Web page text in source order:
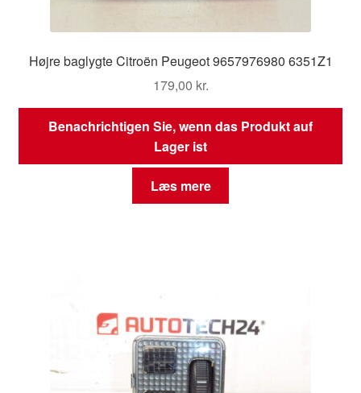
Højre baglygte Citroën Peugeot 9657976980 6351Z1
179,00 kr.
Benachrichtigen Sie, wenn das Produkt auf
Lager ist
Læs mere